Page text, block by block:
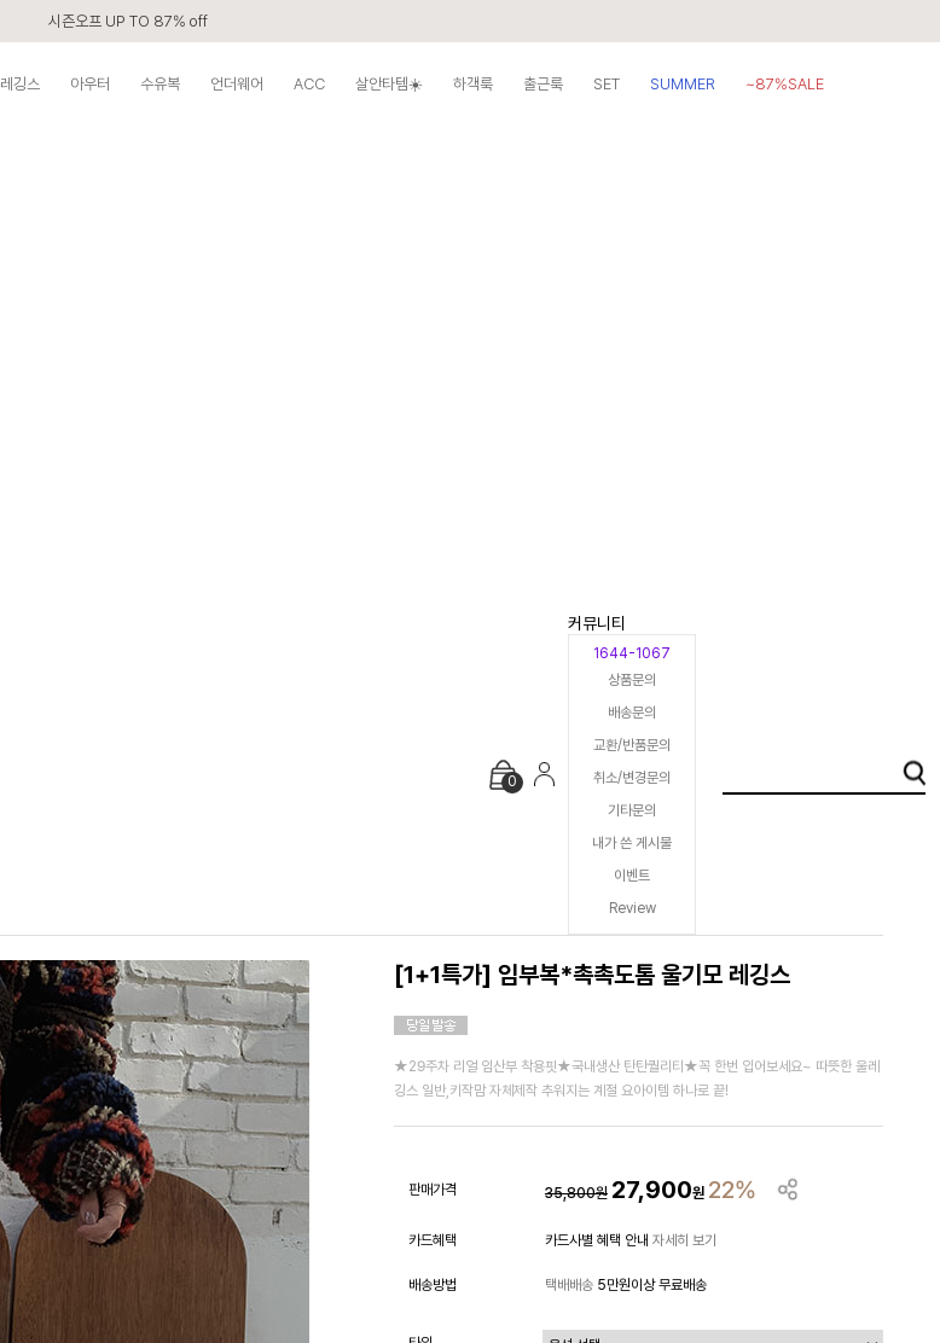
시즌오프 UP TO 87% off
레깅스 아우터 수유복 언더웨어 ACC 살안타템☀️ 하객룩 출근룩 SET SUMMER
~87%SALE
0
커뮤니티
1644-1067
상품문의
배송문의
교환/반품문의
취소/변경문의
기타문의
내가 쓴 게시물
이벤트
Review
[1+1특가] 임부복*촉촉도톰 울기모 레깅스
★29주차 리얼 임산부 착용핏★국내생산 탄탄퀄리티★꼭 한번 입어보세요~ 따뜻한 울레
깅스 일반,키작맘 자체제작 추워지는 계절 요아이템 하나로 끝!
판매가격 35,800원 27,900원 22%
카드혜택 카드사별 혜택 안내 자세히 보기
배송방법 택배배송 5만원이상 무료배송